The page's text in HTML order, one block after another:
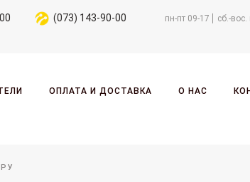
пн-пт 09-17 сб.-
(073) 143-90-00
ОПЛАТА И ДОСТАВКА О НАС